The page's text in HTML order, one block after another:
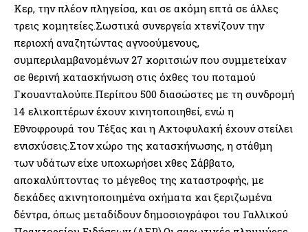
Κερ, την πλέον πληγείσα, και σε ακόμη επτά σε άλλες
τρεις κομητείες.Σωστικά συνεργεία χτενίζουν την
περιοχή αναζητώντας αγνοούμενους,
συμπεριλαμβανομένων 27 κοριτσιών που συμμετείχαν
σε θερινή κατασκήνωση στις όχθες του ποταμού
Γκουανταλούπε.Περίπου 500 διασώστες με τη συνδρομή
14 ελικοπτέρων έχουν κινητοποιηθεί, ενώ η
Εθνοφρουρά του Τέξας και η Ακτοφυλακή έχουν στείλει
ενισχύσεις.Στον χώρο της κατασκήνωσης, η στάθμη
των υδάτων είχε υποχωρήσει χθες Σάββατο,
αποκαλύπτοντας το μέγεθος της καταστροφής, με
δεκάδες ακινητοποιημένα οχήματα και ξεριζωμένα
δέντρα, όπως μεταδίδουν δημοσιογράφοι του Γαλλικού